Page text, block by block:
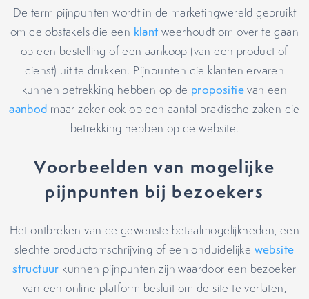
De term pijnpunten wordt in de marketingwereld gebruikt
om de obstakels die een klant weerhoudt om over te gaan
op een bestelling of een aankoop (van een product of
dienst) uit te drukken. Pijnpunten die klanten ervaren
kunnen betrekking hebben op de propositievan een
aanbod maar zeker ook op een aantal praktische zaken die
betrekking hebben op de website.
Voorbeelden van mogelijke
pijnpunten bij bezoekers
Het ontbreken van de gewenste betaalmogelijkheden, een
slechte productomschrijving of een onduidelijke website
structuur kunnen pijnpunten zijn waardoor een bezoeker
van een online platform besluit om de site te verlaten,